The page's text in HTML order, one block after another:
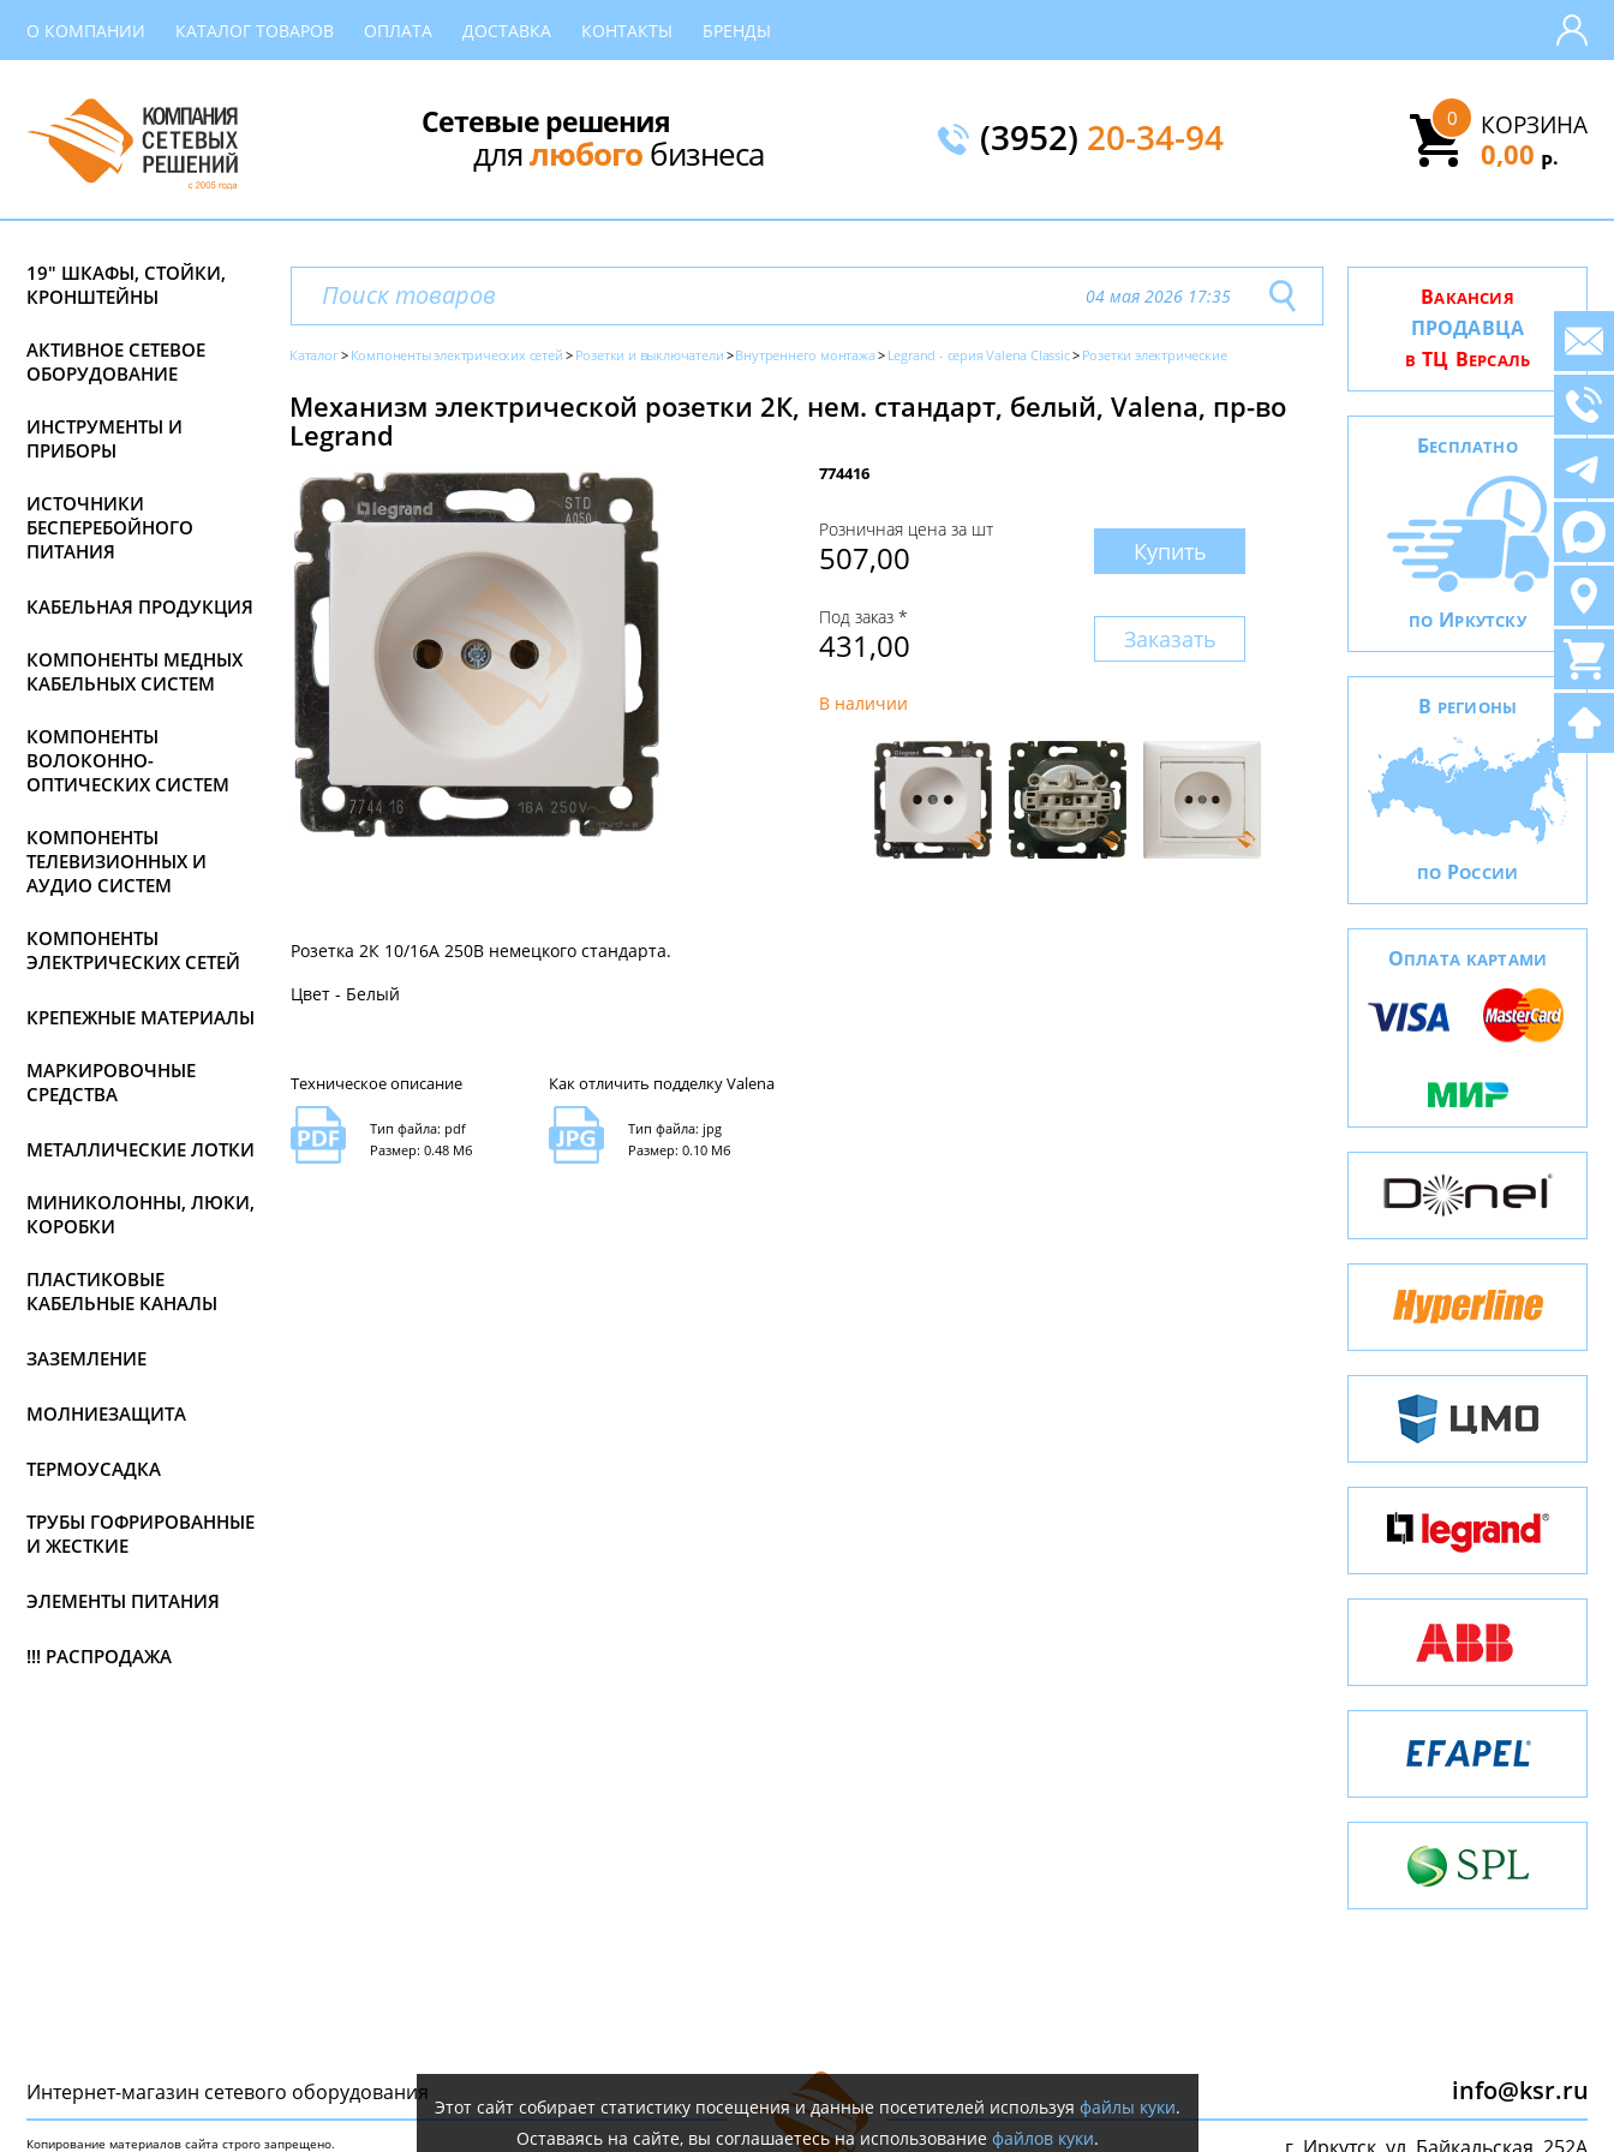
О КОМПАНИИ КАТАЛОГ ТОВАРОВ ОПЛАТА ДОСТАВКА КОНТАКТЫ БРЕНДЫ
Сетевые решения
длялюбогобизнеса (3952) 20-34-94 КОРЗИНА
0
0,00 Р.
19" ШКАФЫ, СТОЙКИ,
КРОНШТЕЙНЫ
АКТИВНОЕ СЕТЕВОЕ
ОБОРУДОВАНИЕ
ИНСТРУМЕНТЫ И
ПРИБОРЫ
ИСТОЧНИКИ
БЕСПЕРЕБОЙНОГО
ПИТАНИЯ
КАБЕЛЬНАЯ ПРОДУКЦИЯ
КОМПОНЕНТЫ МЕДНЫХ
КАБЕЛЬНЫХ СИСТЕМ
КОМПОНЕНТЫ
ВОЛОКОННО-
ОПТИЧЕСКИХ СИСТЕМ
КОМПОНЕНТЫ
ТЕЛЕВИЗИОННЫХ И
АУДИО СИСТЕМ
КОМПОНЕНТЫ
ЭЛЕКТРИЧЕСКИХ СЕТЕЙ
КРЕПЕЖНЫЕ МАТЕРИАЛЫ
МАРКИРОВОЧНЫЕ
СРЕДСТВА
МЕТАЛЛИЧЕСКИЕ ЛОТКИ
МИНИКОЛОННЫ, ЛЮКИ,
КОРОБКИ
ПЛАСТИКОВЫЕ
КАБЕЛЬНЫЕ КАНАЛЫ
ЗАЗЕМЛЕНИЕ
МОЛНИЕЗАЩИТА
ТЕРМОУСАДКА
ТРУБЫ ГОФРИРОВАННЫЕ
И ЖЕСТКИЕ
ЭЛЕМЕНТЫ ПИТАНИЯ
!!! РАСПРОДАЖА
04 мая 2026 17:35
Каталог Компоненты электрических сетей Розетки и выключатели Внутреннего монтажа Legrand - серия Valena Classic Розетки электрические
Механизм электрической розетки 2К, нем. стандарт, белый, Valena, пр-во
Legrand
774416
Розничная цена за шт
507,00 Купить
Под заказ *
431,00 Заказать
В наличии
Розетка 2К 10/16А 250В немецкого стандарта.
Цвет - Белый
Техническое описание
Тип файла: pdf
Размер: 0.48 Мб
Как отличить подделку Valena
Тип файла: jpg
Размер: 0.10 Мб
ВАКАНСИЯ
ПРОДАВЦА
В ТЦ ВЕРСАЛЬ
БЕСПЛАТНО
ПО ИРКУТСКУ
В РЕГИОНЫ
ПО РОССИИ
ОПЛАТА КАРТАМИ
Интернет-магазин сетeвого оборудования
Копирование материалов сайта строго запрещено.
info@ksr.ru
Этот сайт собирает статистику посещения и данные посетителей используя файлы куки.
Оставаясь на сайте, вы соглашаетесь на использование файлов куки.